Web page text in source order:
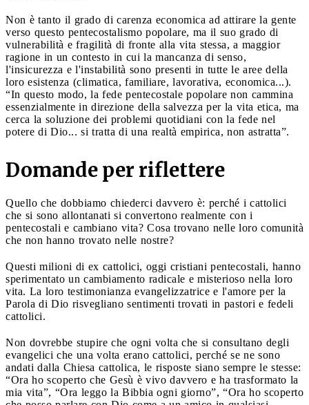
Non è tanto il grado di carenza economica ad attirare la gente
verso questo pentecostalismo popolare, ma il suo grado di
vulnerabilità e fragilità di fronte alla vita stessa, a maggior
ragione in un contesto in cui la mancanza di senso,
l'insicurezza e l'instabilità sono presenti in tutte le aree della
loro esistenza (climatica, familiare, lavorativa, economica...).
“In questo modo, la fede pentecostale popolare non cammina
essenzialmente in direzione della salvezza per la vita etica, ma
cerca la soluzione dei problemi quotidiani con la fede nel
potere di Dio... si tratta di una realtà empirica, non astratta”.
Domande per riflettere
Quello che dobbiamo chiederci davvero è: perché i cattolici
che si sono allontanati si convertono realmente con i
pentecostali e cambiano vita? Cosa trovano nelle loro comunità
che non hanno trovato nelle nostre?
Questi milioni di ex cattolici, oggi cristiani pentecostali, hanno
sperimentato un cambiamento radicale e misterioso nella loro
vita. La loro testimonianza evangelizzatrice e l'amore per la
Parola di Dio risvegliano sentimenti trovati in pastori e fedeli
cattolici.
Non dovrebbe stupire che ogni volta che si consultano degli
evangelici che una volta erano cattolici, perché se ne sono
andati dalla Chiesa cattolica, le risposte siano sempre le stesse:
“Ora ho scoperto che Gesù è vivo davvero e ha trasformato la
mia vita”, “Ora leggo la Bibbia ogni giorno”, “Ora ho scoperto